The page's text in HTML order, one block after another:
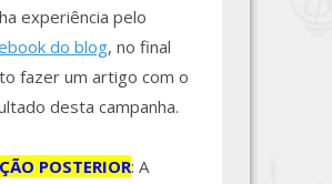
experiência pelo
do blog, no final
fazer um artigo com o
desta campanha.
POSTERIOR: A